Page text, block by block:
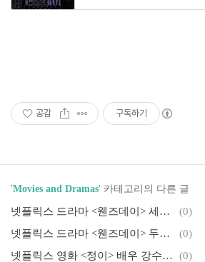
공감 구독하기
'Movies and Dramas' 카테고리의 다른 글
넷플릭스 드라마 <웬즈데이> 세번째 리뷰 줄거리_3rd 결말
(0)
넷플릭스 드라마 <웬즈데이> 두번째 리뷰 줄거리_2nd
(0)
넷플릭스 영화 <정이> 배우 강수연의 유작
(0)